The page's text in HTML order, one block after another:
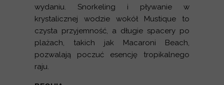
wydaniu. Snorkeling i pływanie w
krystalicznej wodzie wokół Mustique to
czysta przyjemność, a długie spacery po
plażach, takich jak Macaroni Beach,
pozwalają poczuć esencję tropikalnego
raju.